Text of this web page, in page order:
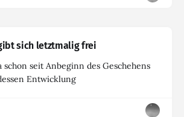
sich letztmalig frei
seit Anbeginn des Geschehens
Entwicklung